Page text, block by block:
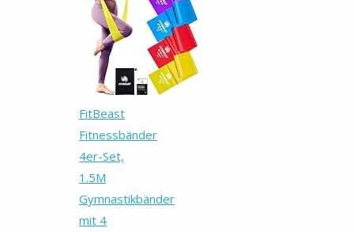
FitBeast
Fitnessbänder
4er-Set,
1.5M
Gymnastikbänder
mit 4